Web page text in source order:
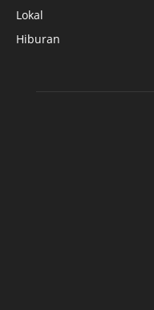
Lokal
Hiburan